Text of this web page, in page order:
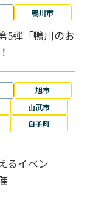
鴨川市
5弾「鴨川のお
旭市
山武市
白子町
るイベン